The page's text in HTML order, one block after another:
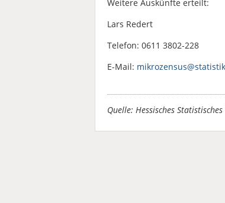
Weitere Auskünfte
Lars Redert
Telefon: 0611 3802-228
E-Mail:
Quelle: Hessisches